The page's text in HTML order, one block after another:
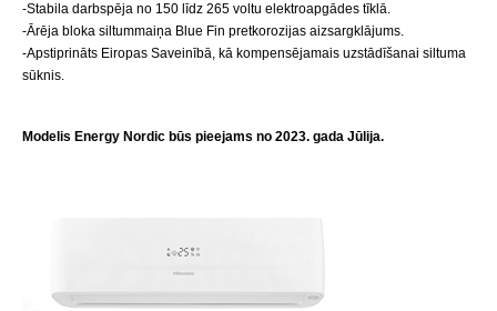
-Stabila darbspēja no 150 līdz 265 voltu elektroapgādes tīklā.
-Ārēja bloka siltummaiņa Blue Fin pretkorozijas aizsargklājums.
-Apstiprināts Eiropas Saveinībā, kā kompensējamais uzstādīšanai siltuma
sūknis.
Modelis Energy Nordic būs pieejams no 2023. gada Jūlija.